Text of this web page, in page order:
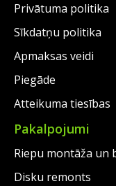
Privātuma politika
Sīkdatņu politika
Apmaksas veidi
Piegāde
Atteikuma tiesības
Pakalpojumi
Riepu montāža un
Disku remonts